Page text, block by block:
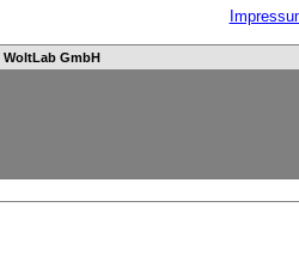
WoltLab GmbH